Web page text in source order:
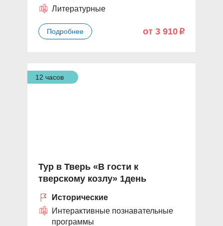
Литературные
Подробнее от 3 910 p
12 часов
Тур в Тверь «В гости к
тверскому козлу» 1день
Исторические
Интерактивные познавательные
программы